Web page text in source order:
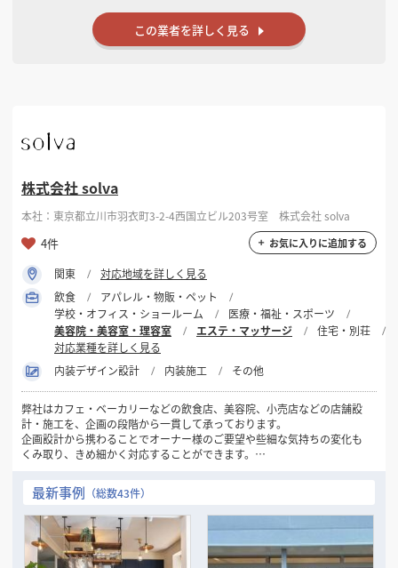
この業者を詳しく見る
株式会社 solva
本社：東京都立川市羽衣町3-2-4西国立ビル203号室 株式会社 solva
4件 お気に入りに追加する
関東
対応地域を詳しく見る
飲食
アパレル・物販・ペット
学校・オフィス・ショールーム
医療・福祉・スポーツ
美容院・美容室・理容室
エステ・マッサージ
住宅・別荘
対応業種を詳しく見る
内装デザイン設計
内装施工 その他
弊社はカフェ・ベーカリーなどの飲食店、美容院、小売店などの店舗設
計・施工を、企画の段階から一貫して承っております。
企画設計から携わることでオーナー様のご要望や些細な気持ちの変化も
くみ取り、きめ細かく対応することができます。
舗開業を検討されている方、店舗リニューアルを予定されている方はぜ
ひ弊社までご相談ください。
最新事例 （総数43件）